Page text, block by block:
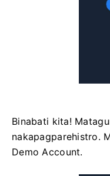
Binabati kita!
nakapagparehistro.
Demo Account.